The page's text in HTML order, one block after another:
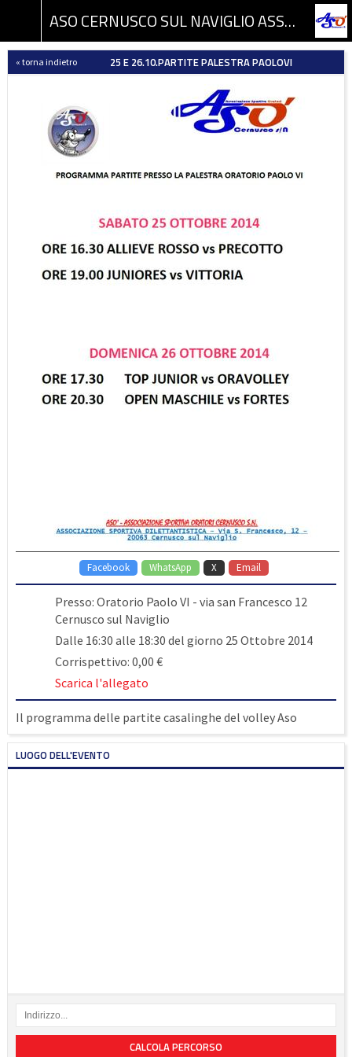
ASO CERNUSCO SUL NAVIGLIO ASSOCIAZIONE SPORTIVA DILETTANTISTICA
« torna indietro 25 E 26.10.PARTITE PALESTRA PAOLOVI
Facebook WhatsApp X Email
Presso: Oratorio Paolo VI - via san Francesco 12
Cernusco sul Naviglio
Dalle 16:30 alle 18:30 del giorno 25 Ottobre 2014
Corrispettivo: 0,00 €
Scarica l'allegato
Il programma delle partite casalinghe del volley Aso
LUOGO DELL'EVENTO
CALCOLA PERCORSO